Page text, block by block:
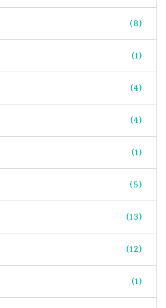
(8)
(1)
(4)
(4)
(1)
(5)
(13)
(12)
(1)